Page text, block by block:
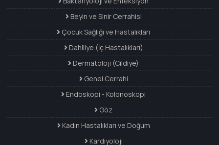
Beyin ve Sinir Cerrahisi
Çocuk Sağlığı ve Hastalıkları
Dahiliye (İç Hastalıkları)
Dermatoloji (Cildiye)
Genel Cerrahi
Endoskopi - Kolonoskopi
Göz
Kadın Hastalıkları ve Doğum
Kardiyoloji